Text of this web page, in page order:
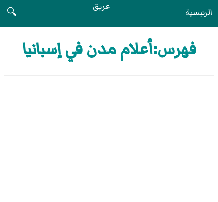
الرئيسية عريق
🔍
فهرس:أعلام مدن في إسبانيا